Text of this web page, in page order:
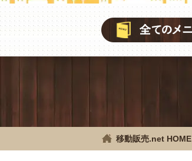
移動販売.net HOME